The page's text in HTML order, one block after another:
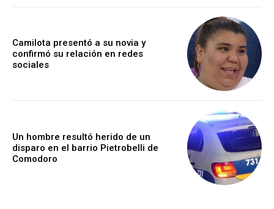
Camilota presentó a su novia y
confirmó su relación en redes
sociales
Un hombre resultó herido de un
disparo en el barrio Pietrobelli de
Comodoro